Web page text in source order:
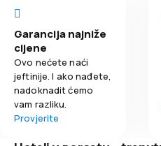
Garancija najniže
cijene
Ovo nećete naći
jeftinije. I ako nađete,
nadoknadit ćemo
vam razliku.
Provjerite